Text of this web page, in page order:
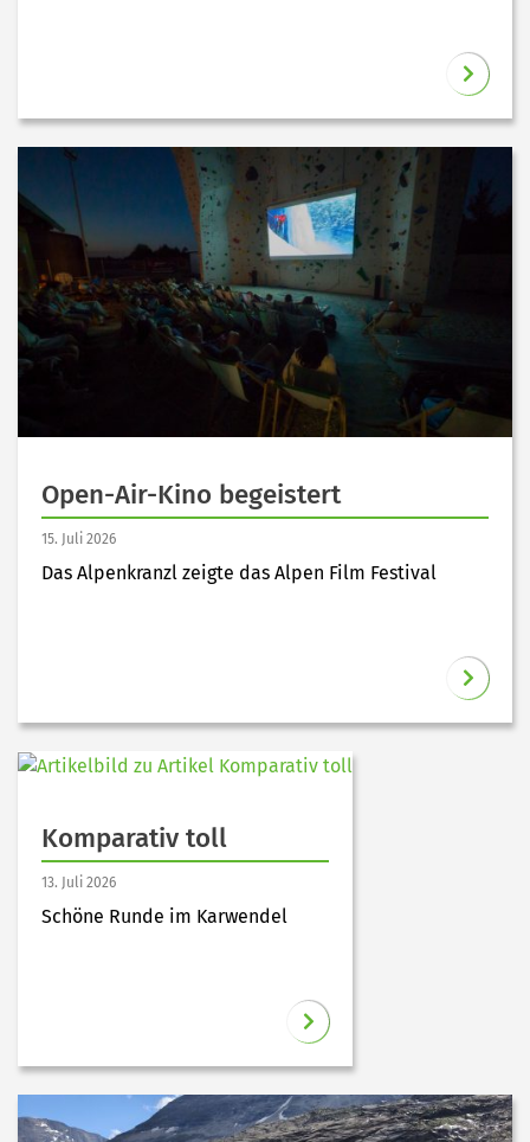
Open-Air-Kino begeistert
15. Juli 2026
Das Alpenkranzl zeigte das Alpen Film Festival
Komparativ toll
13. Juli 2026
Schöne Runde im Karwendel